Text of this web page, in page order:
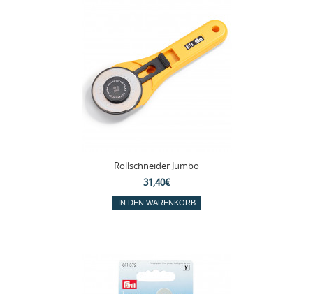
Rollschneider Jumbo
31,40€